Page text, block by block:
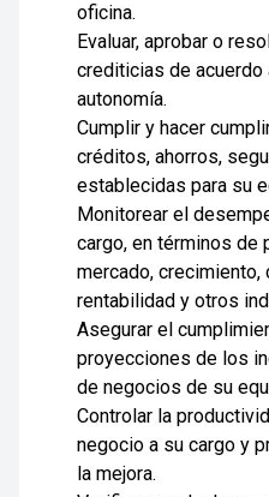
oficina.
Evaluar, aprobar o
crediticias de acuerdo
autonomía.
Cumplir y hacer
créditos, ahorros,
establecidas para su
Monitorear el
cargo, en términos de
mercado, crecimiento,
rentabilidad y otros
Asegurar el
proyecciones de los
de negocios de su
Controlar la
negocio a su cargo y
la mejora.